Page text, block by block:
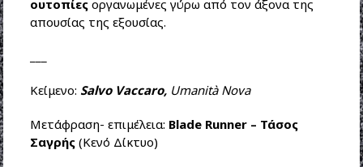
ουτοπίες οργανωμένες γύρω από τον άξονα της
απουσίας της εξουσίας.
Κείμενο: Salvo Vaccaro, Umanità Nova
Μετάφραση- επιμέλεια: Blade Runner – Τάσος
Σαγρής(Κενό Δίκτυο)